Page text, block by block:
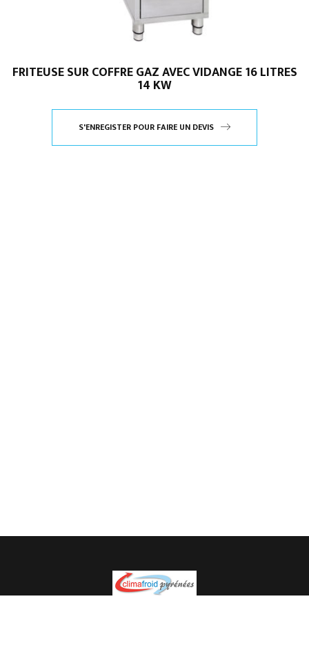
FRITEUSE SUR COFFRE GAZ AVEC VIDANGE 16 LITRES
14 KW
S'ENREGISTER POUR FAIRE UN DEVIS